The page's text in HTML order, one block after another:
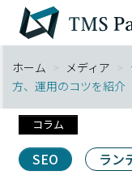
ホーム > メディア >
方、運用のコツを紹介
コラム
SEO ラン